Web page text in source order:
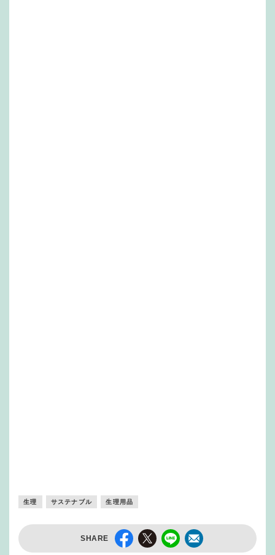
生理 サステナブル 生理用品
SHARE